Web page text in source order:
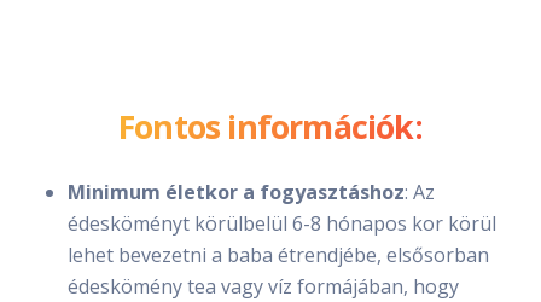
Fontos információk:
Minimum életkor a fogyasztáshoz: Az
édesköményt körülbelül 6-8 hónapos kor körül
lehet bevezetni a baba étrendjébe, elsősorban
édeskömény tea vagy víz formájában, hogy